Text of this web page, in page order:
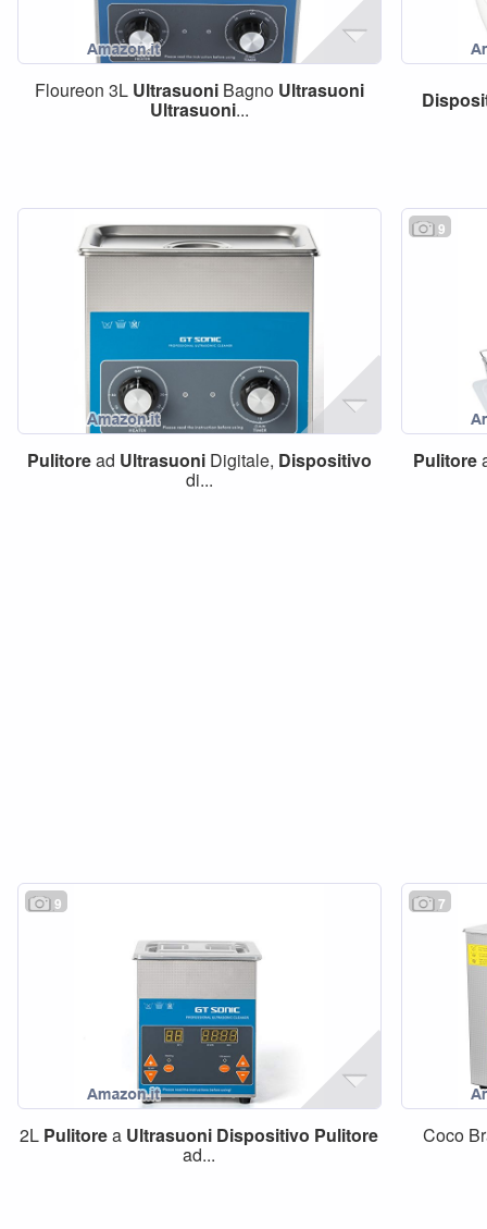
Floureon 3L UltrasuoniBagno Ultrasuoni
Ultrasuoni...
Pulitoread UltrasuoniDigitale, Dispositivo
di...
9
Pulitore
9
2L Pulitorea Ultrasuoni Dispositivo Pulitore
ad...
7
Coco